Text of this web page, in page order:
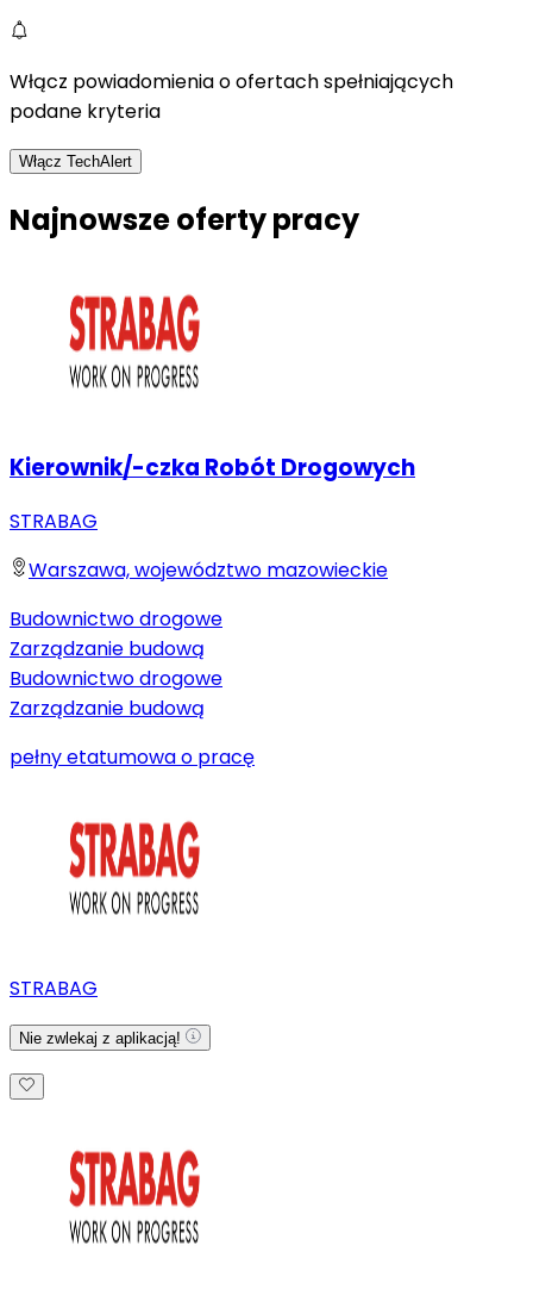
Włącz powiadomienia o ofertach spełniających
podane kryteria
Włącz TechAlert
Najnowsze oferty pracy
Kierownik/-czka Robót Drogowych
STRABAG
Warszawa, województwo mazowieckie
Budownictwo drogowe
Zarządzanie budową
Budownictwo drogowe
Zarządzanie budową
pełny etatumowa o pracę
STRABAG
Nie zwlekaj z aplikacją!